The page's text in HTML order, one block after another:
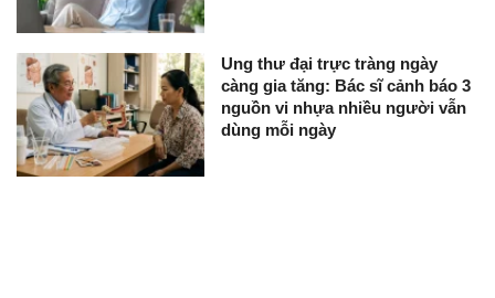
Ung thư đại trực tràng ngày
càng gia tăng: Bác sĩ cảnh báo 3
nguồn vi nhựa nhiều người vẫn
dùng mỗi ngày